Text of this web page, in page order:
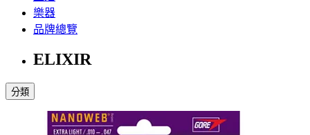
樂器
品牌總覽
ELIXIR
分類